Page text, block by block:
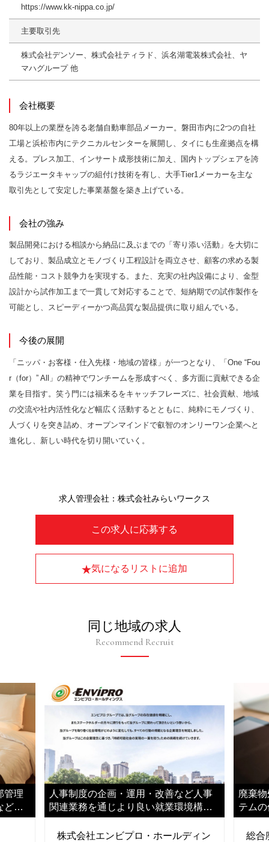
https://www.kk-nippa.co.jp/
主要取引先
株式会社デンソー、株式会社ティラド、浜名湖電装株式会社、ヤ
マハグループ 他
会社概要
80年以上の業歴を誇る老舗自動車部品メーカー。磐田市内に2つの自社
工場と浜松市内にテクニカルセンターを展開し、タイにも生産拠点を構
える。プレス加工、インサート成形技術に加え、国内トップシェアを誇
るラジエータキャップの組付け技術を有し、大手Tier1メーカーを主な
取引先として安定した事業基盤を築き上げている。
会社の強み
製品開発における相談から納品に及ぶまでの「寄り添い活動」を大切に
しており、製品成立とモノづくり工程設計を両立させ、顧客の求める製
品性能・コスト競争力を実現する。また、充実の社内設備により、金型
設計から試作加工まで一貫して対応することで、短納期での試作製作を
可能とし、スピーディーかつ高品質な製品提供に取り組んでいる。
今後の展開
「ニッパ・お客様・仕入先様・地域の皆様」が一つとなり、「One “Fou
r（for）” All」の精神でワンチームを形成すべく、多方面に貢献できる企
業を目指す。笑う門には福来るをキャッチフレーズに、社会貢献、地域
の交流や社内活性化など幅広く活動するとともに、純粋にモノづくり、
人づくりを突き詰め、オープンマインドで叡智のオンリーワン企業へと
進化し、新しい時代を切り開いていく。
この求人に応募する
気になるリストに追加
求人管理会社：株式会社みらいワークス
同じ地域の求人
Recommend Recruit
管理
どを
人事制度の企画・運用・改善など人事
関連業務を通じより良い就業環境構築
にご尽力ください
株式会社エンビプロ・ホールディン
廃棄
テム
ます
総合